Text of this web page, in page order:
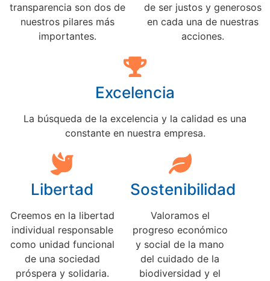
transparencia son dos de
nuestros pilares más
importantes.
de ser justos y generosos
en cada una de nuestras
acciones.
Excelencia
La búsqueda de la excelencia y la calidad es una
constante en nuestra empresa.
Libertad
Creemos en la libertad
individual responsable
como unidad funcional
de una sociedad
próspera y solidaria.
Sostenibilidad
Valoramos el
progreso económico
y social de la mano
del cuidado de la
biodiversidad y el